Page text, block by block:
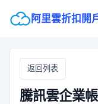
阿里雲折扣開
返回列表
騰訊雲企業